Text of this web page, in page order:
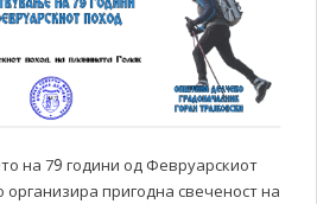
на 79 години од Февруарскиот
пригодна свеченост на